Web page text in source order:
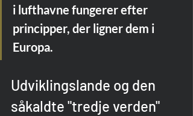
i lufthavne fungerer efter
principper, der ligner dem i
Europa.
Udviklingslande og den
såkaldte "tredje verden"